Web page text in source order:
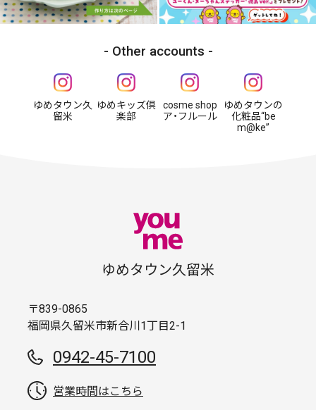
Other accounts
ゆめタウン久
留米
ゆめキッズ倶
楽部
cosme shop
ア・フルール
ゆめタウンの
化粧品“be
m@ke”
ゆめタウン久留米
〒839-0865
福岡県久留米市新合川1丁目2-1
0942-45-7100
営業時間はこちら